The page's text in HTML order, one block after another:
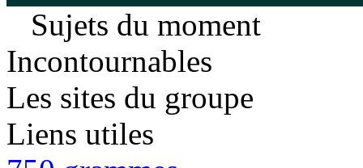
Sujets du moment
Incontournables
Les sites du groupe
Liens utiles